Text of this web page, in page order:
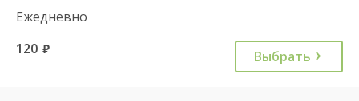
Ежедневно
120 руб. Выбрать